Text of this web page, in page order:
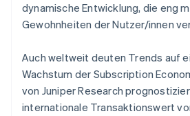
dynamische Entwicklung, die eng
Gewohnheiten der Nutzer/innen
Auch weltweit deuten Trends auf
Wachstum der Subscription
von Juniper Research
internationale Transaktionswert